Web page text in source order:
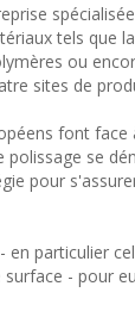
tels que
ou
sites de
font
polissage se
pour
particulier
- pour